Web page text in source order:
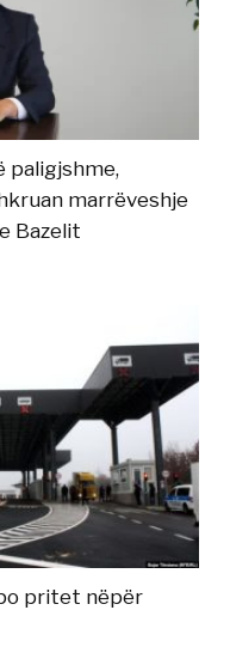
paligjshme,
marrëveshje
Bazelit
pritet nëpër